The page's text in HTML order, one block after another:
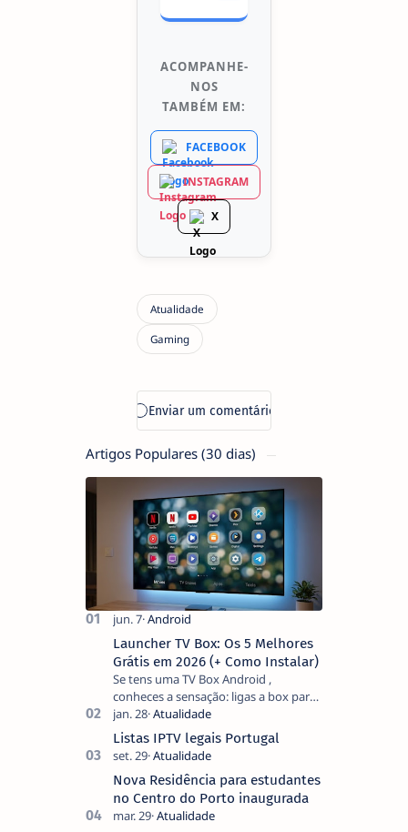
ACOMPANHE-
NOS
TAMBÉM EM:
FACEBOOK
INSTAGRAM
X
Artigos Populares (30 dias)
Launcher TV Box: Os 5 Melhores
Grátis em 2026 (+ Como Instalar)
Se tens uma TV Box Android ,
conheces a sensação: ligas a box para
ver um filme e o ecrã inicial está
coberto de sugestões que não
pediste, ban…
Listas IPTV legais Portugal
Nova Residência para estudantes
no Centro do Porto inaugurada